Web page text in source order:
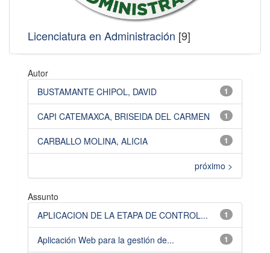
Licenciatura en Administración [9]
Autor
1
BUSTAMANTE CHIPOL, DAVID
1
CAPI CATEMAXCA, BRISEIDA DEL CARMEN
1
CARBALLO MOLINA, ALICIA
próximo >
Assunto
1
APLICACION DE LA ETAPA DE CONTROL...
1
Aplicación Web para la gestión de...